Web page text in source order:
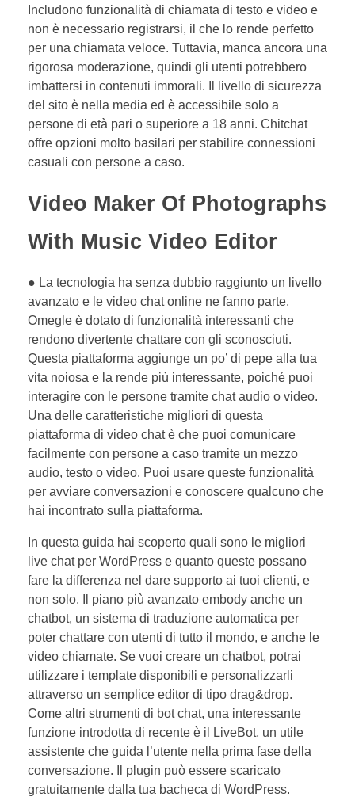
Includono funzionalità di chiamata di testo e video e
non è necessario registrarsi, il che lo rende perfetto
per una chiamata veloce. Tuttavia, manca ancora una
rigorosa moderazione, quindi gli utenti potrebbero
imbattersi in contenuti immorali. Il livello di sicurezza
del sito è nella media ed è accessibile solo a
persone di età pari o superiore a 18 anni. Chitchat
offre opzioni molto basilari per stabilire connessioni
casuali con persone a caso.
Video Maker Of Photographs
With Music Video Editor
● La tecnologia ha senza dubbio raggiunto un livello
avanzato e le video chat online ne fanno parte.
Omegle è dotato di funzionalità interessanti che
rendono divertente chattare con gli sconosciuti.
Questa piattaforma aggiunge un po’ di pepe alla tua
vita noiosa e la rende più interessante, poiché puoi
interagire con le persone tramite chat audio o video.
Una delle caratteristiche migliori di questa
piattaforma di video chat è che puoi comunicare
facilmente con persone a caso tramite un mezzo
audio, testo o video. Puoi usare queste funzionalità
per avviare conversazioni e conoscere qualcuno che
hai incontrato sulla piattaforma.
In questa guida hai scoperto quali sono le migliori
live chat per WordPress e quanto queste possano
fare la differenza nel dare supporto ai tuoi clienti, e
non solo. Il piano più avanzato embody anche un
chatbot, un sistema di traduzione automatica per
poter chattare con utenti di tutto il mondo, e anche le
video chiamate. Se vuoi creare un chatbot, potrai
utilizzare i template disponibili e personalizzarli
attraverso un semplice editor di tipo drag&drop.
Come altri strumenti di bot chat, una interessante
funzione introdotta di recente è il LiveBot, un utile
assistente che guida l’utente nella prima fase della
conversazione. Il plugin può essere scaricato
gratuitamente dalla tua bacheca di WordPress.